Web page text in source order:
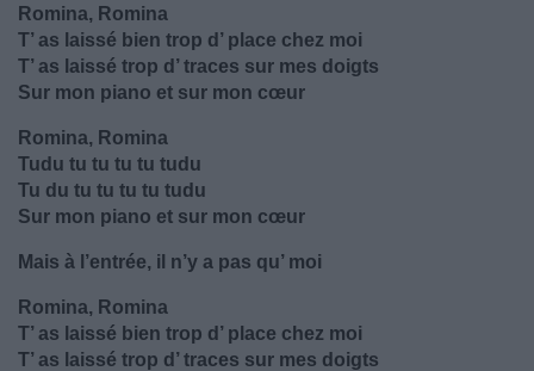
Romina, Romina
T’ as laissé bien trop d’ place chez moi
T’ as laissé trop d’ traces sur mes doigts
Sur mon piano et sur mon cœur
Romina, Romina
Tudu tu tu tu tu tudu
Tu du tu tu tu tu tudu
Sur mon piano et sur mon cœur
Mais à l’entrée, il n’y a pas qu’ moi
Romina, Romina
T’ as laissé bien trop d’ place chez moi
T’ as laissé trop d’ traces sur mes doigts